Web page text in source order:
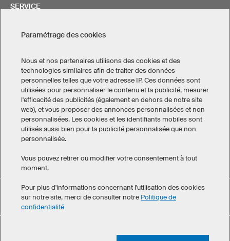
SERVICE
Mentions légales Politique de confidentialité
Cookies!
Conditions générales de vente
Polo XP5 Pro a obtenu une note moyenne de 4.8 sur 5 ,
calculée à partir de 78 avis clients
Paramétrage des cookies
Nous et nos partenaires utilisons des cookies et des
technologies similaires afin de traiter des données
personnelles telles que votre adresse IP. Ces données sont
utilisées pour personnaliser le contenu et la publicité, mesurer
l'efficacité des publicités (également en dehors de notre site
web), et vous proposer des annonces personnalisées et non
personnalisées. Les cookies et les identifiants mobiles sont
utilisés aussi bien pour la publicité personnalisée que non
personnalisée.
Vous pouvez retirer ou modifier votre consentement à tout
moment.
Pour plus d'informations concernant l'utilisation des cookies
sur notre site, merci de consulter notre Politique de
confidentialité